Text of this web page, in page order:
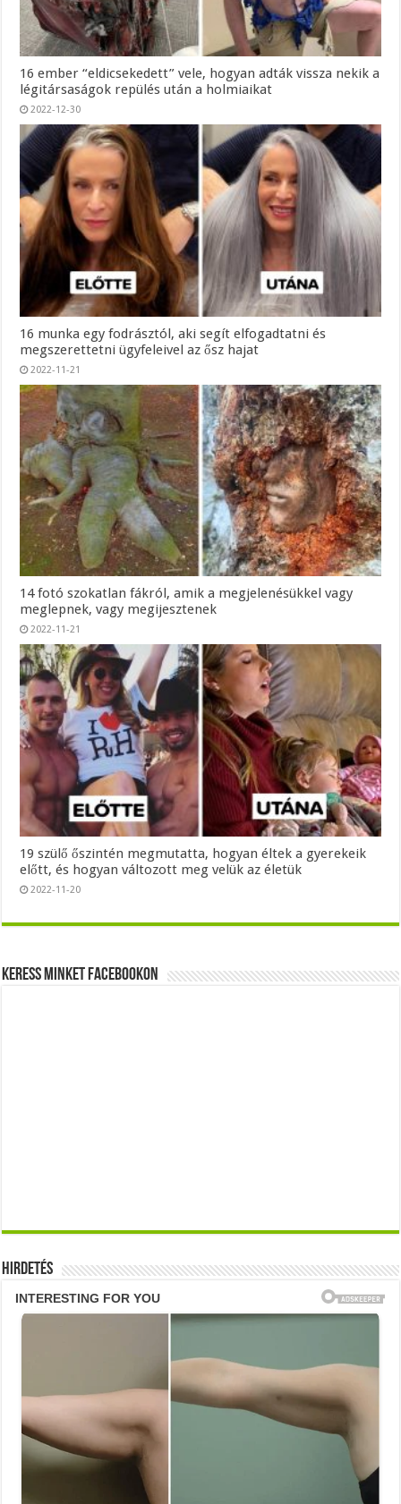
16 ember “eldicsekedett” vele, hogyan adták vissza nekik a
légitársaságok repülés után a holmiaikat
2022-12-30
16 munka egy fodrásztól, aki segít elfogadtatni és
megszerettetni ügyfeleivel az ősz hajat
2022-11-21
14 fotó szokatlan fákról, amik a megjelenésükkel vagy
meglepnek, vagy megijesztenek
2022-11-21
19 szülő őszintén megmutatta, hogyan éltek a gyerekeik
előtt, és hogyan változott meg velük az életük
2022-11-20
Keress minket Facebookon
Hirdetés